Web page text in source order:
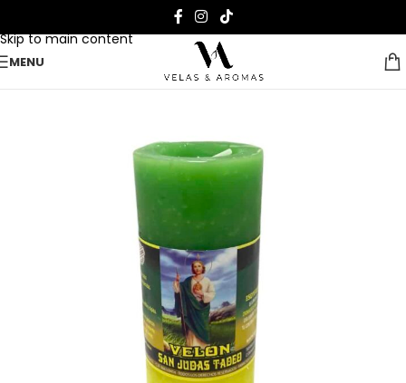
Skip to main content
MENU